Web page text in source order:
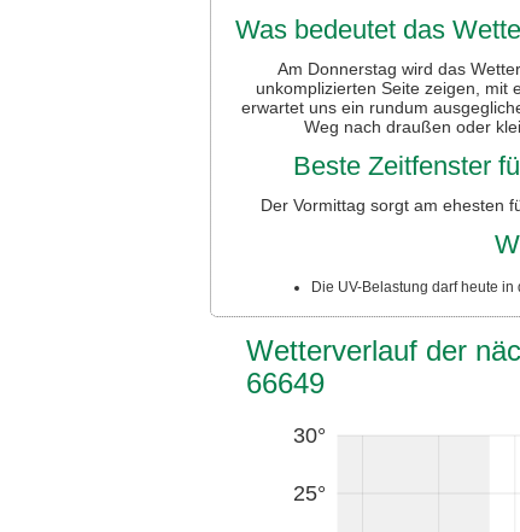
Was bedeutet das
Am Donnerstag wird das
unkomplizierten Seite zeigen, mit
erwartet uns ein rundum
Weg nach draußen oder
Beste Zeitfenster
Der Vormittag sorgt am ehesten
Die UV-Belastung darf heute
Wetterverlauf der
66649
25°
30°